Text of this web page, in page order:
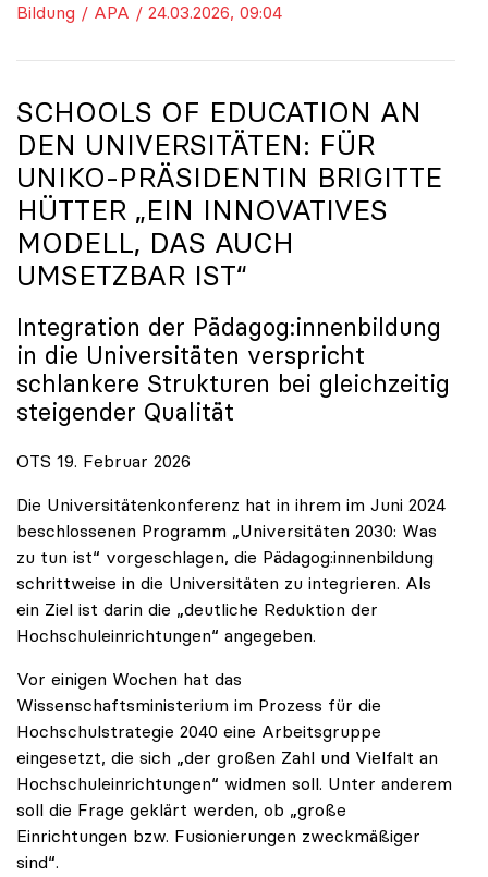
Bildung / APA / 24.03.2026, 09:04
SCHOOLS OF EDUCATION AN
DEN UNIVERSITÄTEN: FÜR
UNIKO-PRÄSIDENTIN BRIGITTE
HÜTTER „EIN INNOVATIVES
MODELL, DAS AUCH
UMSETZBAR IST“
Integration der Pädagog:innenbildung
in die Universitäten verspricht
schlankere Strukturen bei gleichzeitig
steigender Qualität
OTS 19. Februar 2026
Die Universitätenkonferenz hat in ihrem im Juni 2024
beschlossenen Programm „Universitäten 2030: Was
zu tun ist“ vorgeschlagen, die Pädagog:innenbildung
schrittweise in die Universitäten zu integrieren. Als
ein Ziel ist darin die „deutliche Reduktion der
Hochschuleinrichtungen“ angegeben.
Vor einigen Wochen hat das
Wissenschaftsministerium im Prozess für die
Hochschulstrategie 2040 eine Arbeitsgruppe
eingesetzt, die sich „der großen Zahl und Vielfalt an
Hochschuleinrichtungen“ widmen soll. Unter anderem
soll die Frage geklärt werden, ob „große
Einrichtungen bzw. Fusionierungen zweckmäßiger
sind“.